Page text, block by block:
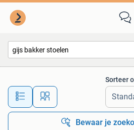
Alle afstanden…
Sorteer
Bewaar je